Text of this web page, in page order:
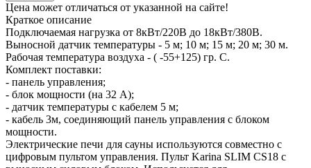
Цена может отличаться от указанной на сайте!
Краткое описание
Подключаемая нагрузка от 8кВт/220В до 18кВт/380В.
Выносной датчик температуры - 5 м; 10 м; 15 м; 20 м; 30 м.
Рабочая температура воздуха - ( -55+125) гр. С.
Комплект поставки:
- панель управления;
- блок мощности (на 32 А);
- датчик температуры с кабелем 5 м;
- кабель 3м, соединяющий панель управления с блоком
мощности.
Электрические печи для сауны используются совместно с
цифровым пультом управления. Пульт Karina SLIM CS18 с